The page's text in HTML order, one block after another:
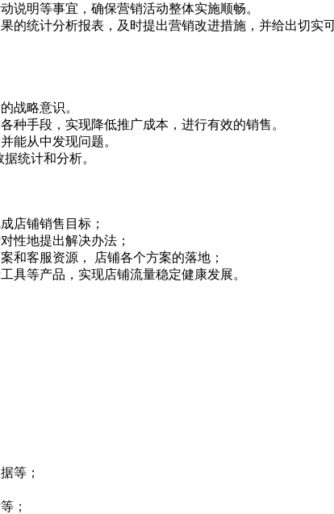
说明等事宜，确保营销活动整体实施顺畅。
的统计分析报表，及时提出营销改进措施，并给出切实
战略意识。
种手段，实现降低推广成本，进行有效的销售。
能从中发现问题。
统计和分析。
店铺销售目标；
性地提出解决办法；
和客服资源， 店铺各个方案的落地；
具等产品，实现店铺流量稳定健康发展。
等；
；